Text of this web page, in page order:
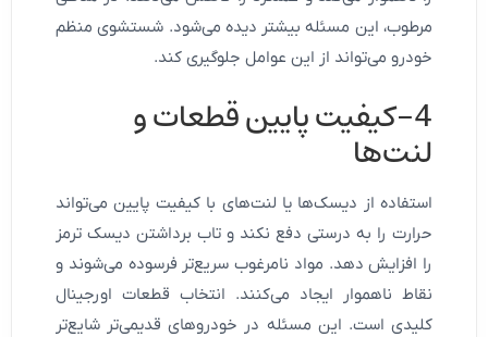
مرطوب، این مسئله بیشتر دیده می‌شود. شستشوی منظم
خودرو می‌تواند از این عوامل جلوگیری کند.
4-کیفیت پایین قطعات و
لنت‌ها
استفاده از دیسک‌ها یا لنت‌های با کیفیت پایین می‌تواند
حرارت را به درستی دفع نکند و تاب برداشتن دیسک ترمز
را افزایش دهد. مواد نامرغوب سریع‌تر فرسوده می‌شوند و
نقاط ناهموار ایجاد می‌کنند. انتخاب قطعات اورجینال
کلیدی است. این مسئله در خودروهای قدیمی‌تر شایع‌تر